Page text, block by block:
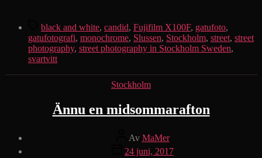
Etiketter
black and white, candid, Fujifilm X100F, gatufoto,
gatufotografi, monochrome, Slussen, Stockholm, street, street
photography, street photography in Stockholm Sweden,
svartvitt
Kategorier
Stockholm
Ännu en midsommarafton
Inläggsförfattare
Av MaMer
Inläggsdatum
24 juni, 2017